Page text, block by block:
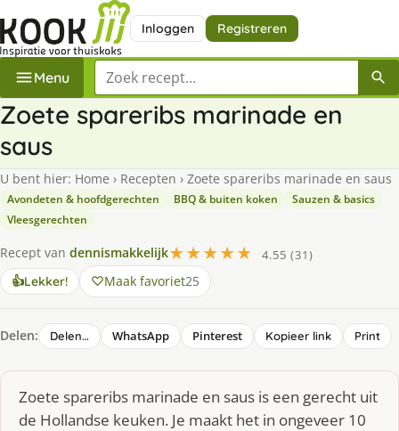
Inloggen Registreren
Menu Zoek een recept
Zoete spareribs marinade en
saus
U bent hier: Home › Recepten › Zoete spareribs marinade en saus
Avondeten & hoofdgerechten BBQ & buiten koken
Sauzen & basics
Vleesgerechten
Recept van dennismakkelijk★★★★★
4.55 (31)
👍Lekker! Maak favoriet25
Delen: Delen… WhatsApp Pinterest Kopieer link Print
Zoete spareribs marinade en saus is een gerecht uit
de Hollandse keuken. Je maakt het in ongeveer 10